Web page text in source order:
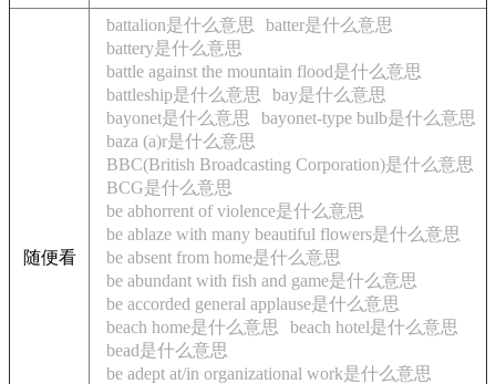
随便看
battalion是什么意思
batter是什么意思
battery是什么意思
battle against the mountain flood是什么意思
battleship是什么意思
bay是什么意思
bayonet是什么意思
bayonet-type bulb是什么意思
baza (a)r是什么意思
BBC(British Broadcasting Corporation)是什么意思
BCG是什么意思
be abhorrent of violence是什么意思
be ablaze with many beautiful flowers是什么意思
be absent from home是什么意思
be abundant with fish and game是什么意思
be accorded general applause是什么意思
beach home是什么意思
beach hotel是什么意思
bead是什么意思
be adept at/in organizational work是什么意思